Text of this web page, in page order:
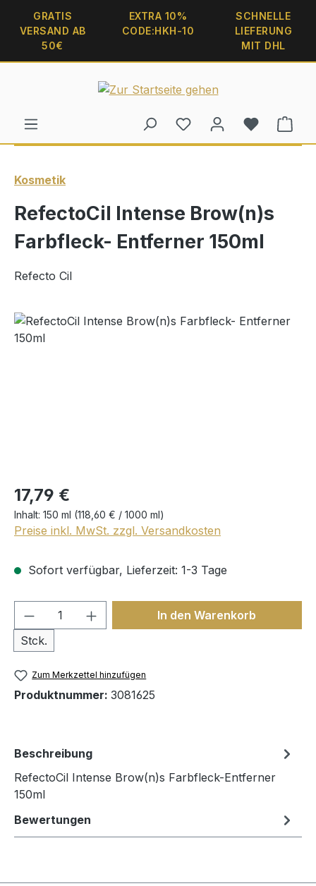
springen
GRATIS
VERSAND AB
50€
EXTRA 10%
CODE:HKH-10
SCHNELLE
LIEFERUNG
MIT DHL
Kosmetik
RefectoCil Intense Brow(n)s
Farbfleck- Entferner 150ml
Refecto Cil
Bildergalerie überspringen
17,79 €
Inhalt: 150 ml (118,60 € / 1000 ml)
Preise inkl. MwSt. zzgl. Versandkosten
Sofort verfügbar, Lieferzeit: 1-3 Tage
Produkt Anzahl: Gib den
Stck.
In den Warenkorb
Zum Merkzettel hinzufügen
Produktnummer: 3081625
Beschreibung
RefectoCil Intense Brow(n)s Farbfleck-Entferner
150ml
Bewertungen